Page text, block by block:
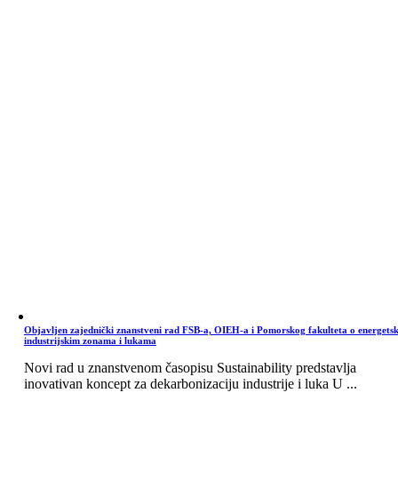
Objavljen zajednički znanstveni rad FSB-a, OIEH-a i Pomorskog fakulteta o
industrijskim zonama i lukama
Novi rad u znanstvenom časopisu Sustainability predstavlja
inovativan koncept za dekarbonizaciju industrije i luka U ...